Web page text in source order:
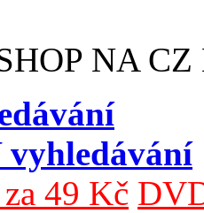
NA
49 Kč